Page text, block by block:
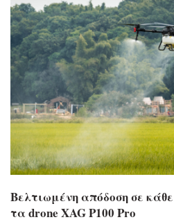
Βελτιωμένη απόδοση σε
τα drone XAG P100 Pro